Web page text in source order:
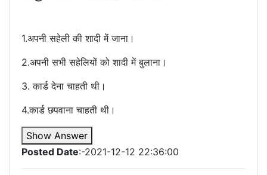
1.अपनी सहेली की शादी में जाना।
2.अपनी सभी सहेलियों को शादी में बुलाना।
3. कार्ड देना चाहती थी।
4.कार्ड छपवाना चाहती थी।
Show Answer
Posted Date:-2021-12-12 22:36:00